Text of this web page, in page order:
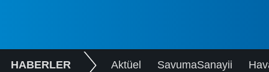
HABERLER Aktüel SavumaSanayii